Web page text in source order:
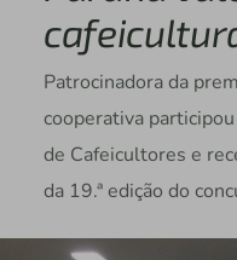
Patrocinadora da
cooperativa
de Cafeicultores e
da 19.ª edição do